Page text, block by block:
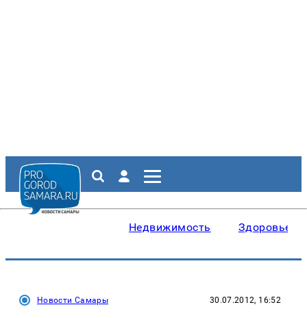
Недвижимость Здоровье
Новости Самары 30.07.2012, 16:52